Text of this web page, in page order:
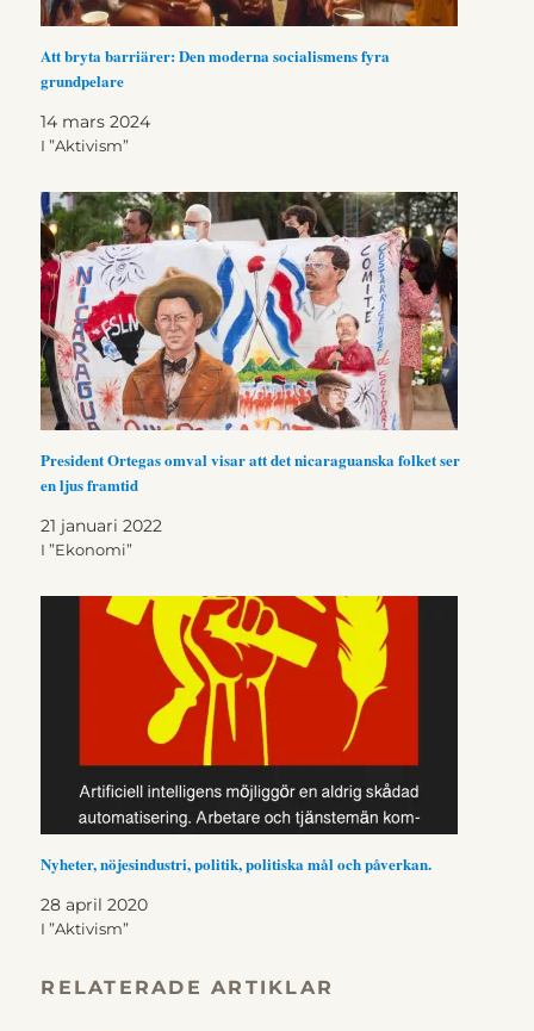
Att bryta barriärer: Den moderna socialismens fyra
grundpelare
14 mars 2024
I ”Aktivism”
President Ortegas omval visar att det nicaraguanska folket ser
en ljus framtid
21 januari 2022
I ”Ekonomi”
Nyheter, nöjesindustri, politik, politiska mål och påverkan.
28 april 2020
I ”Aktivism”
RELATERADE ARTIKLAR